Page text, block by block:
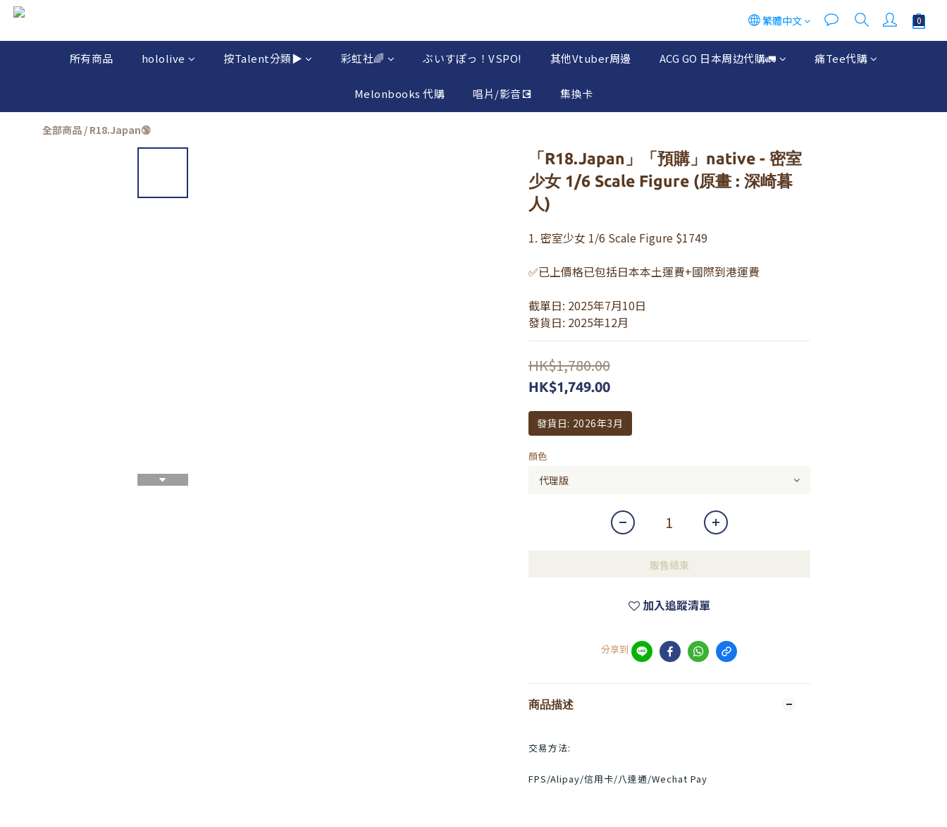
繁體中文
所有商品 hololive 按Talent分類▶️ 彩虹社🌈 ぶいすぽっ！VSPO! 其他Vtuber周邊 ACG GO 日本周边代購🚛 痛Tee代購
Melonbooks 代購 唱片/影音💽 集換卡
全部商品 / R18.Japan🔞
「R18.Japan」「預購」native - 密室
少女 1/6 Scale Figure (原畫 : 深崎暮
人)
1. 密室少女 1/6 Scale Figure $1749
✅已上價格已包括日本本土運費+國際到港運費
截單日: 2025年7月10日
發貨日: 2025年12月
HK$1,780.00
HK$1,749.00
發貨日: 2026年3月
顏色
販售結束
加入追蹤清單
分享到
商品描述
交易方法:
FPS/Alipay/信用卡/八達通/Wechat Pay